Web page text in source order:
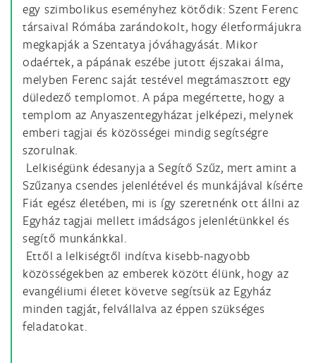
egy szimbolikus eseményhez kötődik: Szent Ferenc
társaival Rómába zarándokolt, hogy életformájukra
megkapják a Szentatya jóváhagyását. Mikor
odaértek, a pápának eszébe jutott éjszakai álma,
melyben Ferenc saját testével megtámasztott egy
düledező templomot. A pápa megértette, hogy a
templom az Anyaszentegyházat jelképezi, melynek
emberi tagjai és közösségei mindig segítségre
szorulnak.
Lelkiségünk édesanyja a Segítő Szűz, mert amint a
Szűzanya csendes jelenlétével és munkájával kísérte
Fiát egész életében, mi is így szeretnénk ott állni az
Egyház tagjai mellett imádságos jelenlétünkkel és
segítő munkánkkal.
Ettől a lelkiségtől indítva kisebb-nagyobb
közösségekben az emberek között élünk, hogy az
evangéliumi életet követve segítsük az Egyház
minden tagját, felvállalva az éppen szükséges
feladatokat.